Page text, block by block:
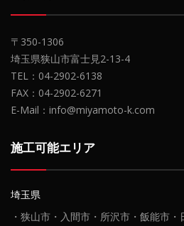
〒350-1306
埼玉県狭山市富士見2-13-4
TEL：04-2902-6138
FAX：04-2902-6271
E-Mail：info@miyamoto-k.com
施工可能エリア
埼玉県
・狭山市・入間市・所沢市・飯能市・